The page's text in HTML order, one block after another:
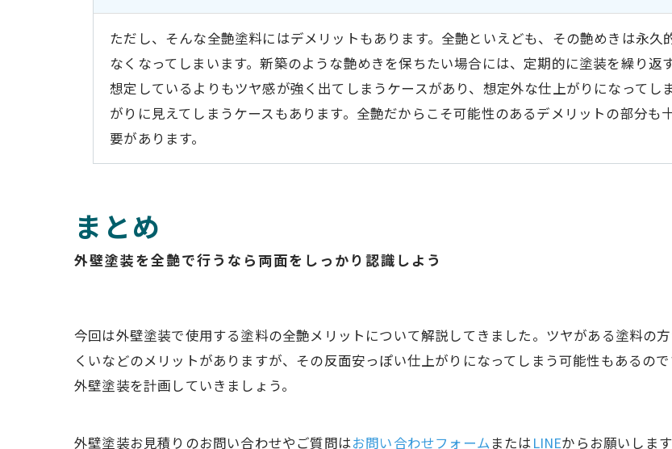
ただし、そんな全艶塗料にはデメリットもあります。全艶といえども、その艶めきは永
なくなってしまいます。新築のような艶めきを保ちたい場合には、定期的に塗装を繰り返
想定しているよりもツヤ感が強く出てしまうケースがあり、想定外な仕上がりになって
がりに見えてしまうケースもあります。全艶だからこそ可能性のあるデメリットの部分
要があります。
外壁塗装を全艶で行うなら両面をしっかり認識しよう
まとめ
今回は外壁塗装で使用する塗料の全艶メリットについて解説してきました。ツヤがある塗料の
くいなどのメリットがありますが、その反面安っぽい仕上がりになってしまう可能性もあるの
外壁塗装を計画していきましょう。
外壁塗装お見積りのお問い合わせやご質問はお問い合わせフォームまたはLINEからお願いします